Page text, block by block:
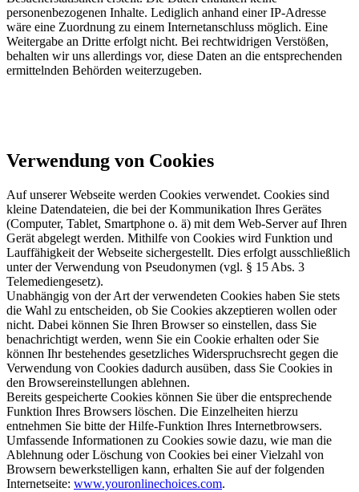
personenbezogenen Inhalte. Lediglich anhand einer IP-Adresse
wäre eine Zuordnung zu einem Internetanschluss möglich. Eine
Weitergabe an Dritte erfolgt nicht. Bei rechtwidrigen Verstößen,
behalten wir uns allerdings vor, diese Daten an die entsprechenden
ermittelnden Behörden weiterzugeben.
Verwendung von Cookies
Auf unserer Webseite werden Cookies verwendet. Cookies sind
kleine Datendateien, die bei der Kommunikation Ihres Gerätes
(Computer, Tablet, Smartphone o. ä) mit dem Web-Server auf Ihren
Gerät abgelegt werden. Mithilfe von Cookies wird Funktion und
Lauffähigkeit der Webseite sichergestellt. Dies erfolgt ausschließlich
unter der Verwendung von Pseudonymen (vgl. § 15 Abs. 3
Telemediengesetz).
Unabhängig von der Art der verwendeten Cookies haben Sie stets
die Wahl zu entscheiden, ob Sie Cookies akzeptieren wollen oder
nicht. Dabei können Sie Ihren Browser so einstellen, dass Sie
benachrichtigt werden, wenn Sie ein Cookie erhalten oder Sie
können Ihr bestehendes gesetzliches Widerspruchsrecht gegen die
Verwendung von Cookies dadurch ausüben, dass Sie Cookies in
den Browsereinstellungen ablehnen.
Bereits gespeicherte Cookies können Sie über die entsprechende
Funktion Ihres Browsers löschen. Die Einzelheiten hierzu
entnehmen Sie bitte der Hilfe-Funktion Ihres Internetbrowsers.
Umfassende Informationen zu Cookies sowie dazu, wie man die
Ablehnung oder Löschung von Cookies bei einer Vielzahl von
Browsern bewerkstelligen kann, erhalten Sie auf der folgenden
Internetseite: www.youronlinechoices.com.